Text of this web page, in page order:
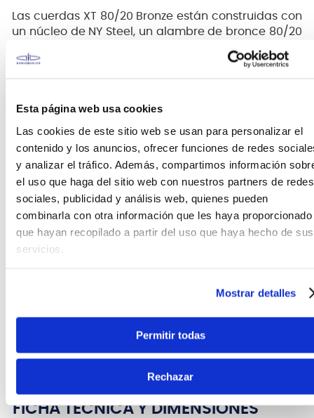
Esta página web usa cookies
Las cookies de este sitio web se usan para personalizar el
contenido y los anuncios, ofrecer funciones de redes
y analizar el tráfico. Además, compartimos información
el uso que haga del sitio web con nuestros partners de redes
sociales, publicidad y análisis web, quienes pueden
combinarla con otra información que les haya proporcionado
que hayan recopilado a partir del uso que haya hecho de sus
servicios.
Mostrar detalles
Permitir todas
Rechazar
Las cuerdas XT 80/20 Bronze están construidas con
un núcleo de NY Steel, un alambre de bronce 80/20
más, les permite resistir las roturas y mantener
Bronze cuentan con un recubrimiento
avanzado resistente a la corrosión, lo que
prolonga la vida útil de las cuerdas y conserva
el tono natural y la sensación de las cuerdas
sin recubrimiento.
El cable envolvente 80/20 proporciona un tono
acústico brillante y audaz, con una proyección
nítida que puede llenar una habitación.
resistencia a la rotura y una estabilidad de
un 131 % mejor que otras cuerdas acústicas.
Las cuerdas D'Addario 80/20 se fabrican en EE.
UU.
FICHA TÉCNICA Y DIMENSIONES